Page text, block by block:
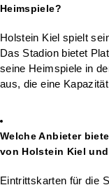
Heimspiele?
Holstein Kiel spielt
Das Stadion bietet
seine Heimspiele in
aus, die eine
Welche Anbieter
von Holstein Kiel
Eintrittskarten für die